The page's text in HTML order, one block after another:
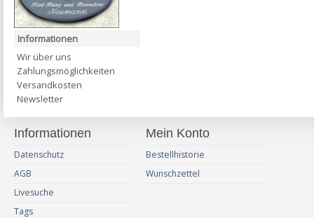
Informationen
Wir über uns
Zahlungsmöglichkeiten
Versandkosten
Newsletter
Informationen
Datenschutz
AGB
Livesuche
Tags
Mein Konto
Bestellhistorie
Wunschzettel